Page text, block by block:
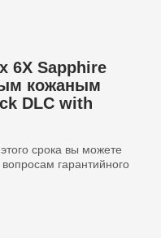
6X Sapphire
кожаным
DLC with
срока вы можете
гарантийного